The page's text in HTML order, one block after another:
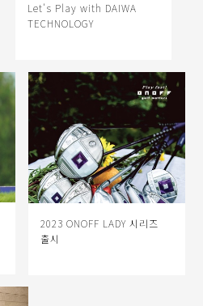
Let's Play with DAIWA
TECHNOLOGY
2023 ONOFF LADY 시리즈
출시